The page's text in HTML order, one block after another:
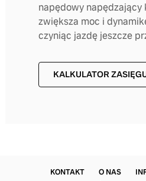
napędowy napędzający
zwiększa moc i
czyniąc jazdę jeszcze
KALKULATOR
KONTAKT O NAS